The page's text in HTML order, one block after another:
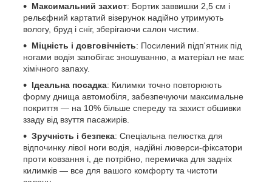
Максимальний захист: Бортик заввишки 2,5 см і
рельєфний картатий візерунок надійно утримують
вологу, бруд і сніг, зберігаючи салон чистим.
Міцність і довговічність: Посилений підп'ятник під
ногами водія запобігає зношуванню, а матеріал не має
хімічного запаху.
Ідеальна посадка: Килимки точно повторюють
форму днища автомобіля, забезпечуючи максимальне
покриття — на 10% більше спереду та захист обшивки
ззаду від взуття пасажирів.
Зручність і безпека: Спеціальна пелюстка для
відпочинку лівої ноги водія, надійні люверси-фіксатори
проти ковзання і, де потрібно, перемичка для задніх
килимків — все для вашого комфорту та чистоти